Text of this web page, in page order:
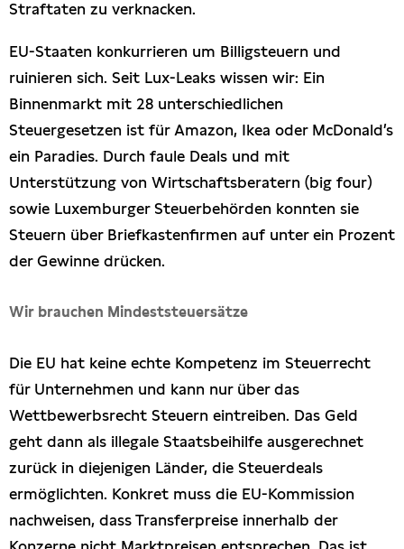
Straftaten zu verknacken.
EU-Staaten konkurrieren um Billigsteuern und
ruinieren sich. Seit Lux-Leaks wissen wir: Ein
Binnenmarkt mit 28 unterschiedlichen
Steuergesetzen ist für Amazon, Ikea oder McDonald’s
ein Paradies. Durch faule Deals und mit
Unterstützung von Wirtschaftsberatern (big four)
sowie Luxemburger Steuerbehörden konnten sie
Steuern über Briefkastenfirmen auf unter ein Prozent
der Gewinne drücken.
Wir brauchen Mindeststeuersätze
Die EU hat keine echte Kompetenz im Steuerrecht
für Unternehmen und kann nur über das
Wettbewerbsrecht Steuern eintreiben. Das Geld
geht dann als illegale Staatsbeihilfe ausgerechnet
zurück in diejenigen Länder, die Steuerdeals
ermöglichten. Konkret muss die EU-Kommission
nachweisen, dass Transferpreise innerhalb der